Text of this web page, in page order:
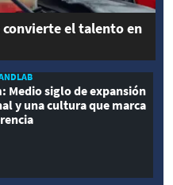
el talento en
Medio siglo de expansión
y una cultura que marca